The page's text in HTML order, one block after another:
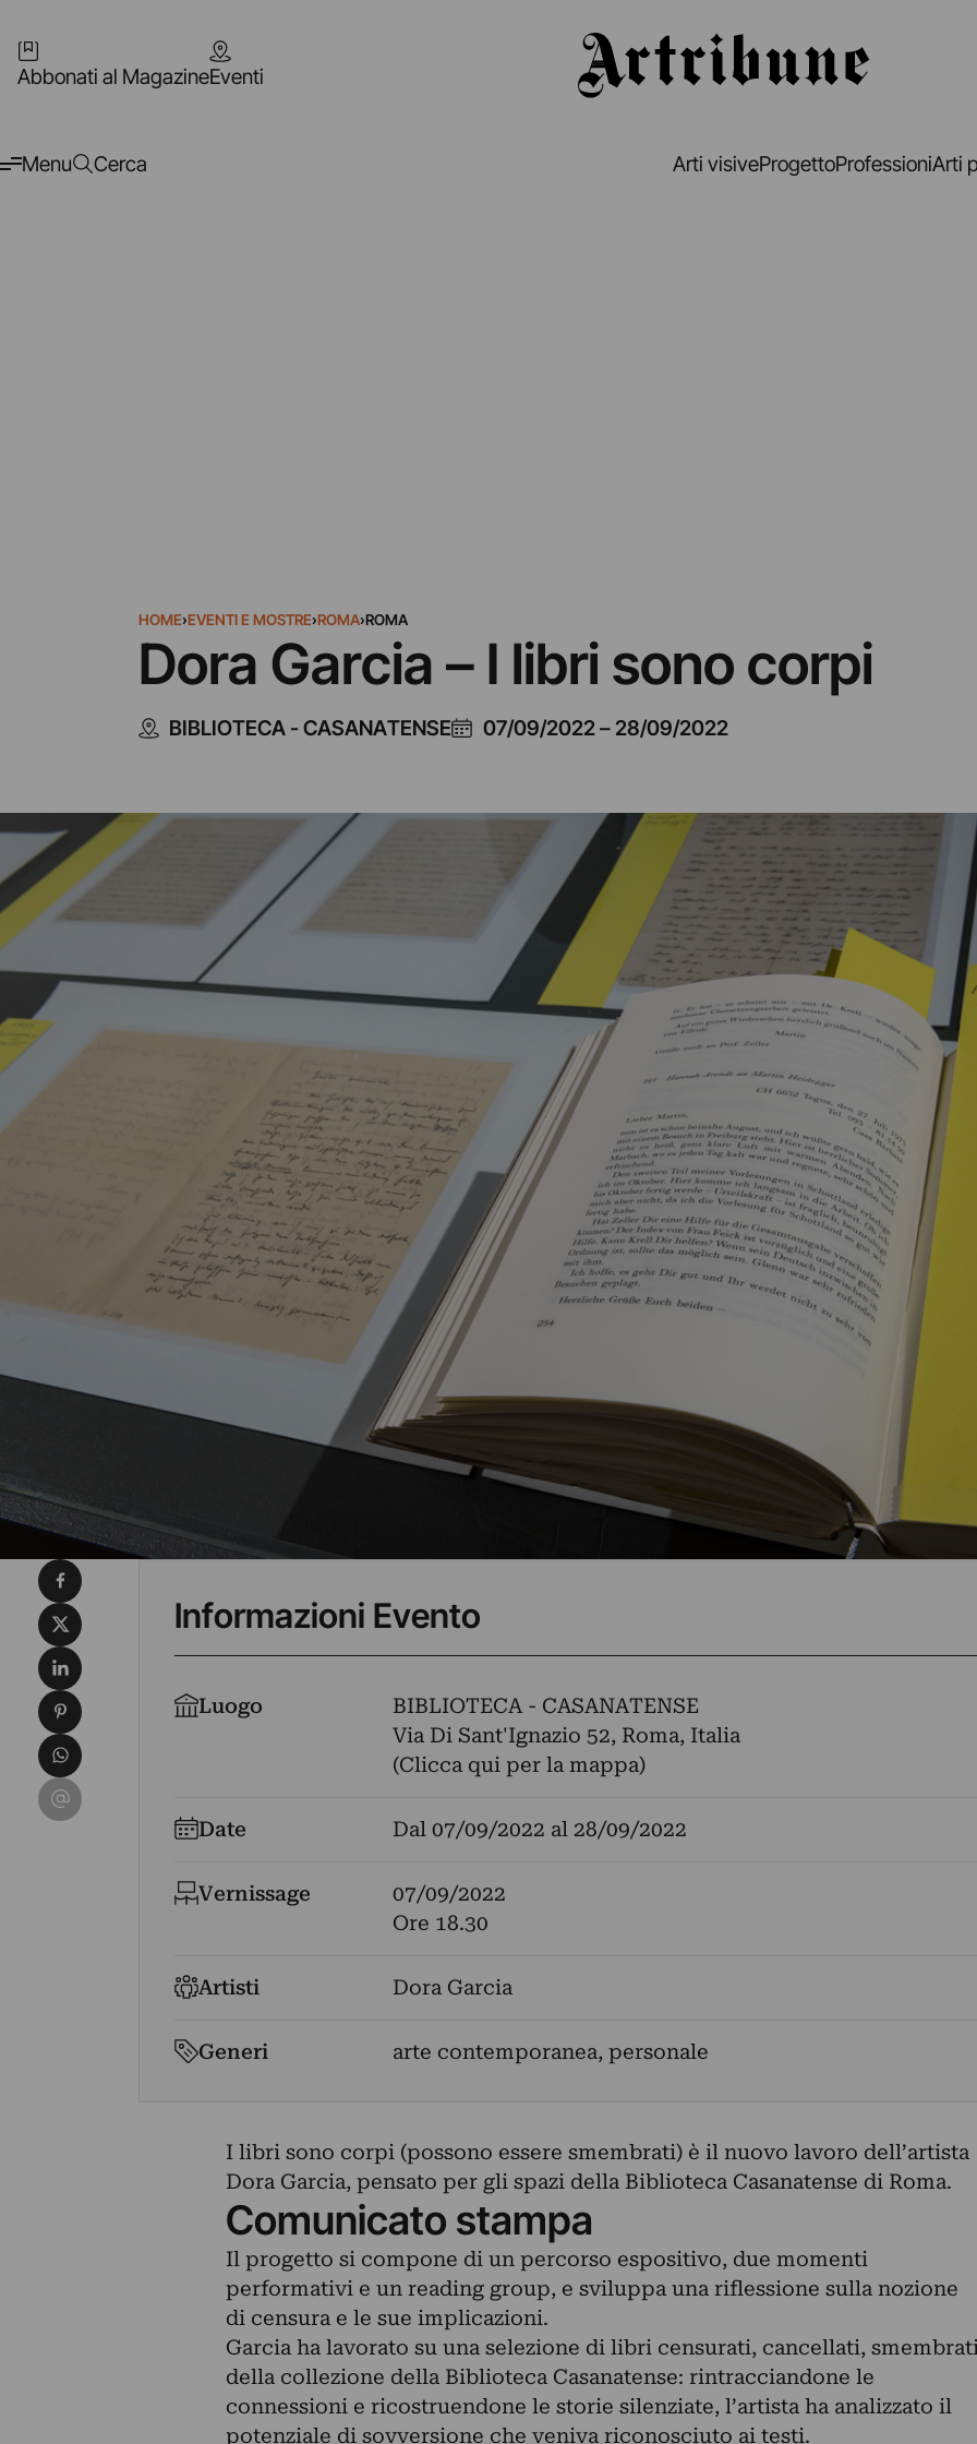
Abbonati al MagazineEventi
Menu Cerca Arti visiveProgettoProfessioniArti
HOME›EVENTI E MOSTRE›ROMA›ROMA
Dora Garcia – I libri sono corpi
BIBLIOTECA - CASANATENSE 07/09/2022– 28/09/2022
Informazioni Evento
Luogo
BIBLIOTECA - CASANATENSE
Via Di Sant'Ignazio 52, Roma, Italia
(Clicca qui per la mappa)
Date Dal 07/09/2022 al 28/09/2022
Vernissage
07/09/2022
Ore 18.30
Artisti Dora Garcia
Generi arte contemporanea, personale
I libri sono corpi (possono essere smembrati) è il nuovo lavoro dell’artista
Dora Garcia, pensato per gli spazi della Biblioteca Casanatense di Roma.
Comunicato stampa
Il progetto si compone di un percorso espositivo, due momenti
performativi e un reading group, e sviluppa una riflessione sulla nozione
di censura e le sue implicazioni.
Garcia ha lavorato su una selezione di libri censurati, cancellati,
della collezione della Biblioteca Casanatense: rintracciandone le
connessioni e ricostruendone le storie silenziate, l’artista ha analizzato il
potenziale di sovversione che veniva riconosciuto ai testi.
Condividi su Facebook
Condividi su X
Condividi su LinkedIn
Condividi su Pinterest
Condividi su WhatsApp
Condividi su Email